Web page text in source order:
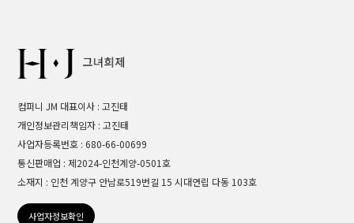
컴퍼니 JM 대표이사 : 고진태
개인정보관리책임자 : 고진태
사업자등록번호 : 680-66-00699
통신판매업 : 제2024-인천계양-0501호
소재지 : 인천 계양구 안남로519번길 15 시대연립 다동 103호
사업자정보확인